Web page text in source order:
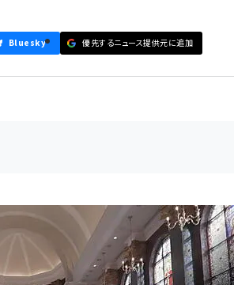
Bluesky 優先するニュース提供元に追加